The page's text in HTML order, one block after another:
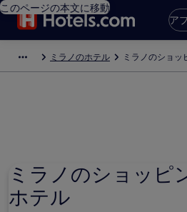
このページの本文に移動
ア
ミラノのホテル ミラノのショ
ミラノのショッピ
ホテル